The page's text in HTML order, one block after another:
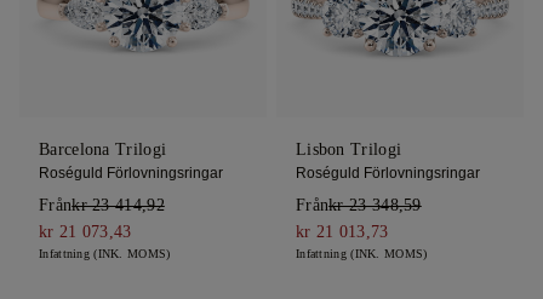
Barcelona Trilogi
Roséguld Förlovningsringar
Frånkr 23 414,92
kr 21 073,43
Infattning (INK. MOMS)
Lisbon Trilogi
Roséguld Förlovningsringar
Frånkr 23 348,59
kr 21 013,73
Infattning (INK. MOMS)